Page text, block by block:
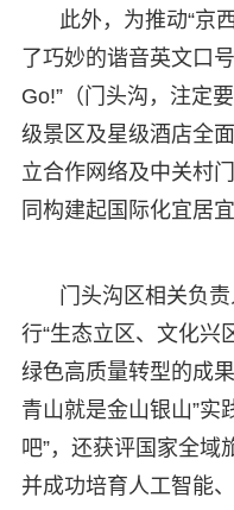
此外，为推动“京
了巧妙的谐音英文口
Go!”（门头沟，注定
级景区及星级酒店全
立合作网络及中关村
同构建起国际化宜居宜
门头沟区相关负
行“生态立区、文化兴
绿色高质量转型的成
青山就是金山银山”实
吧”，还获评国家全域
并成功培育人工智能